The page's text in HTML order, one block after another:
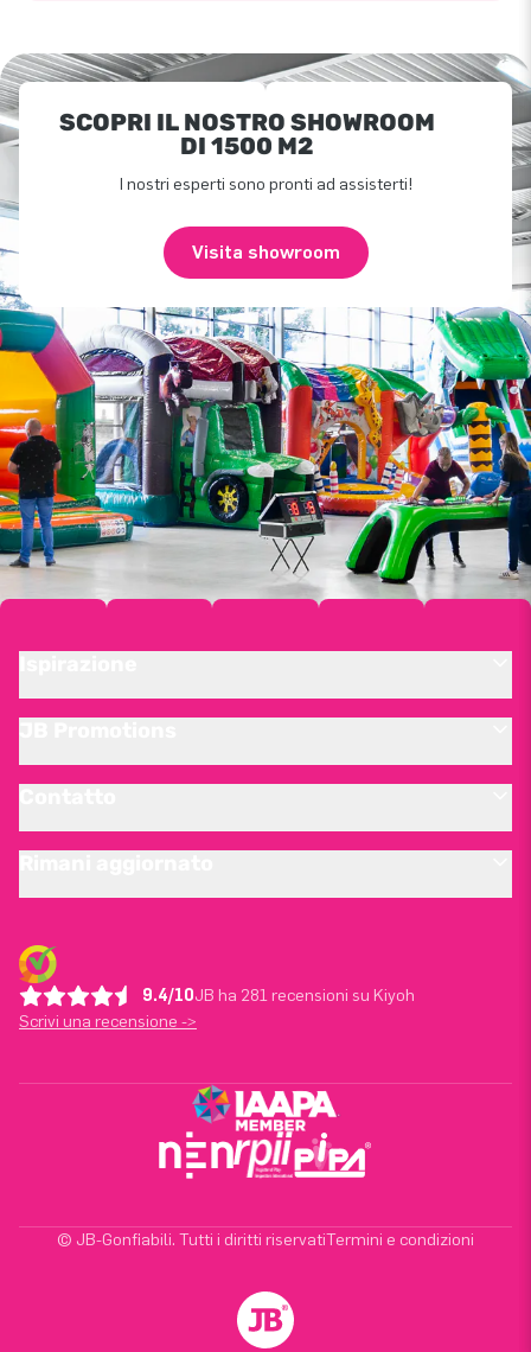
SCOPRI IL NOSTRO SHOWROOM
DI 1500 M2
I nostri esperti sono pronti ad assisterti!
Visita showroom
9.4/10JB ha 281 recensioni su Kiyoh
Scrivi una recensione ->
© JB-Gonfiabili. Tutti i diritti riservatiTermini e condizioni